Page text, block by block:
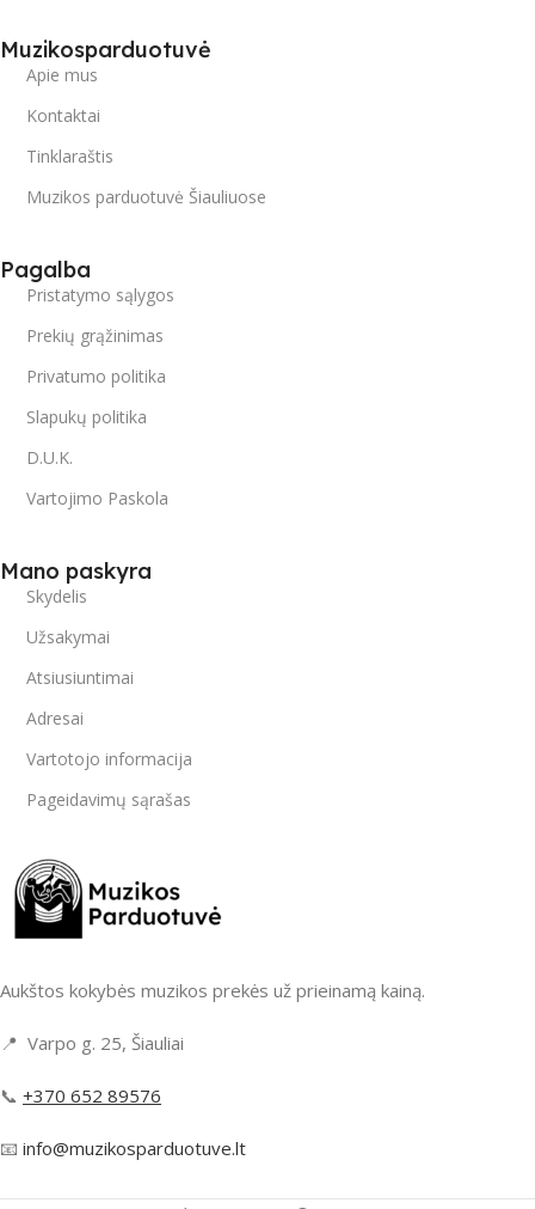
Muzikosparduotuvė
Apie mus
Kontaktai
Tinklaraštis
Muzikos parduotuvė Šiauliuose
Pagalba
Pristatymo sąlygos
Prekių grąžinimas
Privatumo politika
Slapukų politika
D.U.K.
Vartojimo Paskola
Mano paskyra
Skydelis
Užsakymai
Atsiusiuntimai
Adresai
Vartotojo informacija
Pageidavimų sąrašas
Aukštos kokybės muzikos prekės už prieinamą kainą.
📍 Varpo g. 25, Šiauliai
📞 +370 652 89576
📧 info@muzikosparduotuve.lt